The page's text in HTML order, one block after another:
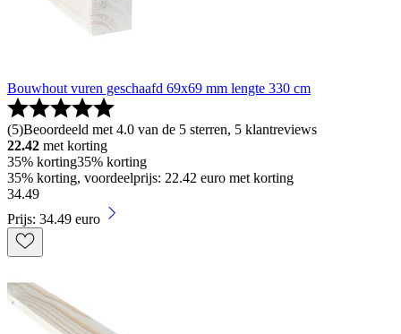
Bouwhout vuren geschaafd 69x69 mm lengte 330 cm
(5)Beoordeeld met 4.0 van de 5 sterren, 5 klantreviews
22.42 met korting
35% korting35% korting
35% korting, voordeelprijs: 22.42 euro met korting
34.49
Prijs: 34.49 euro